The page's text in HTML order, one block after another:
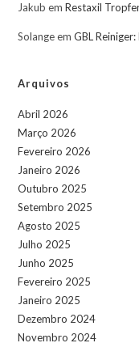
Jakub emRestaxil
SolangeemGBL
Arquivos
Abril 2026
Março 2026
Fevereiro 2026
Janeiro 2026
Outubro 2025
Setembro 2025
Agosto 2025
Julho 2025
Junho 2025
Fevereiro 2025
Janeiro 2025
Dezembro 2024
Novembro 2024